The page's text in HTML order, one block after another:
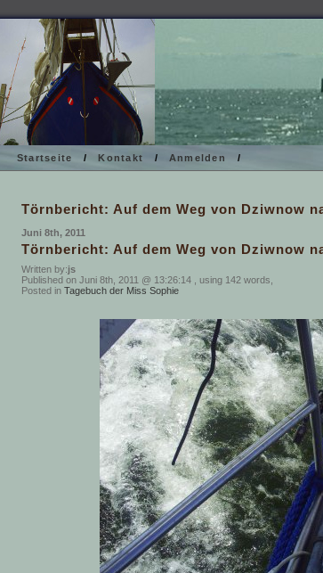
Startseite / Kontakt / Anmelden /
Törnbericht: Auf dem Weg von Dziwnow
Juni 8th, 2011
Törnbericht: Auf dem Weg von Dziwnow
Written by:js
Published on Juni 8th, 2011 @ 13:26:14 , using 142 words,
Posted in Tagebuch der Miss Sophie